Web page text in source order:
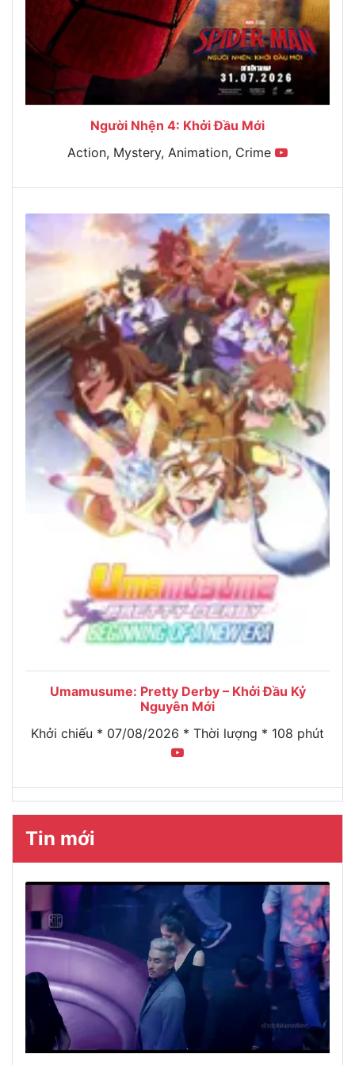
Người Nhện 4: Khởi Đầu Mới
Action, Mystery, Animation, Crime
Umamusume: Pretty Derby – Khởi Đầu Kỷ
Nguyên Mới
Khởi chiếu * 07/08/2026 * Thời lượng * 108 phút
Tin mới